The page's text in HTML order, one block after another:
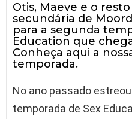
Otis, Maeve e o
secundária de
para a segunda
Education que
Conheça aqui a
temporada.
No ano passado
temporada de Sex